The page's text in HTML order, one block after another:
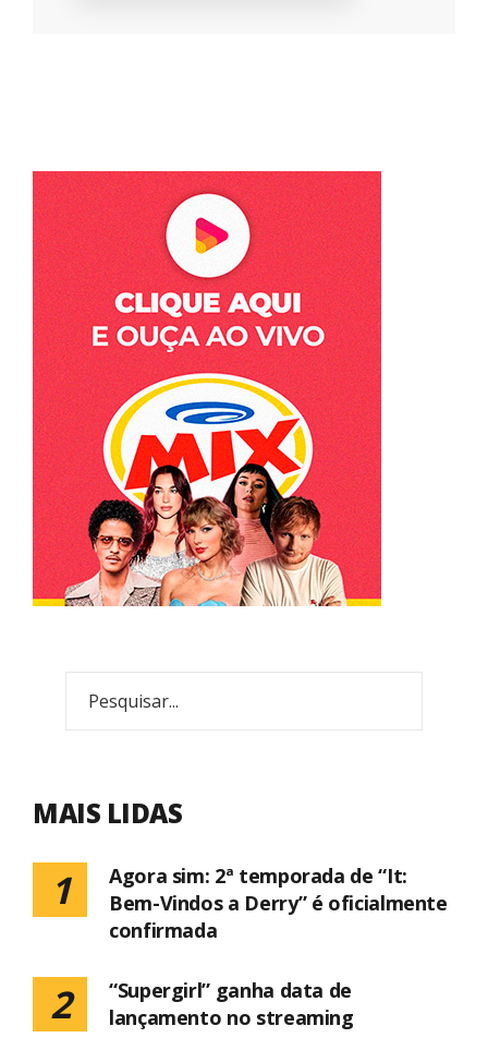
MAIS LIDAS
1
Agora sim: 2ª temporada de “It:
Bem-Vindos a Derry” é oficialmente
confirmada
2
“Supergirl” ganha data de
lançamento no streaming